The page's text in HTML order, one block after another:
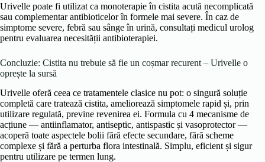
Urivelle poate fi utilizat ca monoterapie în cistita acută necomplicată
sau complementar antibioticelor în formele mai severe. În caz de
simptome severe, febră sau sânge în urină, consultați medicul urolog
pentru evaluarea necesității antibioterapiei.
Concluzie: Cistita nu trebuie să fie un coșmar recurent – Urivelle o
oprește la sursă
Urivelle oferă ceea ce tratamentele clasice nu pot: o singură soluție
completă care tratează cistita, ameliorează simptomele rapid și, prin
utilizare regulată, previne revenirea ei. Formula cu 4 mecanisme de
acțiune — antiinflamator, antiseptic, antispastic și vasoprotector —
acoperă toate aspectele bolii fără efecte secundare, fără scheme
complexe și fără a perturba flora intestinală. Simplu, eficient și sigur
pentru utilizare pe termen lung.